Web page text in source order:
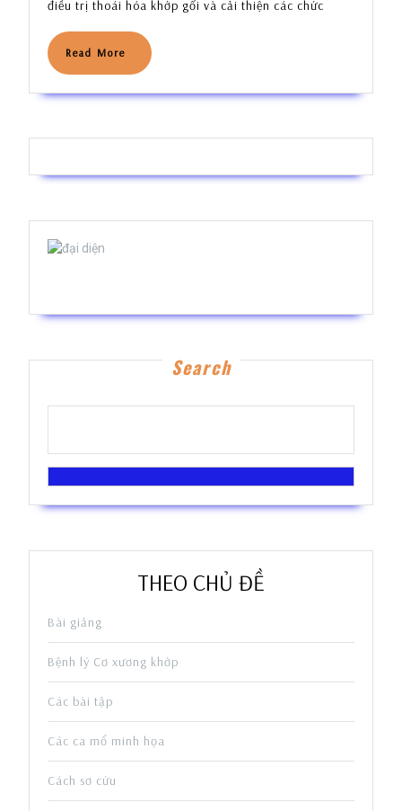
Chất
THOÁI
KHỚP
điều trị thoái hóa khớp gối và cải thiện các chức
Read More
Read
More
Search
THEO CHỦ ĐỀ
Bài giảng
Bệnh lý Cơ xương khớp
Các bài tập
Các ca mổ minh họa
Cách sơ cứu